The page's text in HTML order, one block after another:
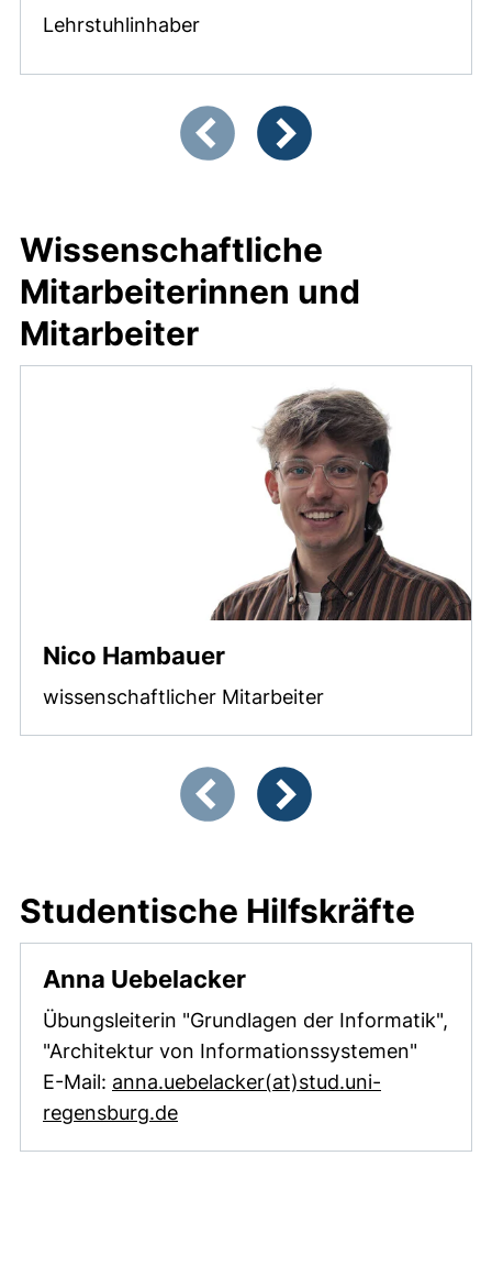
Lehrstuhlinhaber
Zeigt Folie 1 von 3
Wissenschaftliche
Mitarbeiterinnen und
Mitarbeiter
Nico Hambauer
wissenschaftlicher Mitarbeiter
Zeigt Folie 1 von 7
Studentische Hilfskräfte
Anna Uebelacker
Übungsleiterin "Grundlagen der Informatik",
"Architektur von Informationssystemen"
E-Mail: anna.uebelacker(at)stud.uni-
regensburg.de(öffnet Ihr E-Mail-Programm)